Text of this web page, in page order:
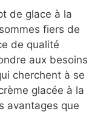
de glace à la
fiers de
de qualité
aux besoins
cherchent à se
glacée à la
avantages que